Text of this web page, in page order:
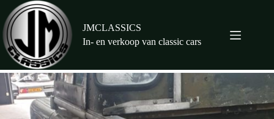
naar
de
inhoud
JMCLASSICS
In- en verkoop van classic cars